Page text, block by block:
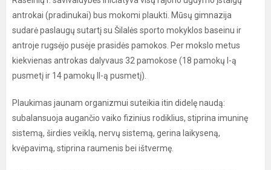
antrokai (pradinukai) bus mokomi plaukti. Mūsų gimnazija
sudarė paslaugų sutartį su Šilalės sporto mokyklos baseinu ir
antroje rugsėjo pusėje prasidės pamokos. Per mokslo metus
kiekvienas antrokas dalyvaus 32 pamokose (18 pamokų I-ą
pusmetį ir 14 pamokų II-ą pusmetį).
Plaukimas jaunam organizmui suteikia itin didelę naudą:
subalansuoja augančio vaiko fizinius rodiklius, stiprina imuninę
sistemą, širdies veiklą, nervų sistemą, gerina laikyseną,
kvėpavimą, stiprina raumenis bei ištvermę.